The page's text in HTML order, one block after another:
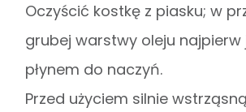
Oczyścić kostkę z piasku; w
grubej warstwy oleju najpierw
płynem do naczyń.
Przed użyciem silnie